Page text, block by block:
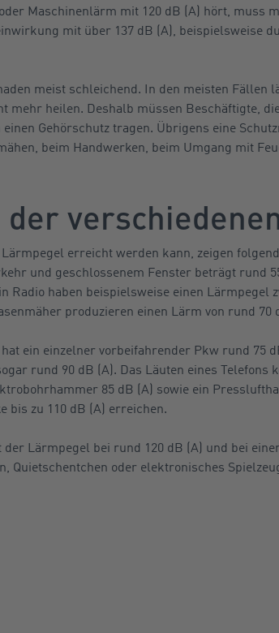
Maschinenlärm mit 120 dB (A) hört, muss
mit über 137 dB (A), beispielsweise
meist schleichend. In den meisten Fällen
mehr heilen. Deshalb müssen Beschäftigte,
Gehörschutz tragen. Übrigens eine
beim Handwerken, beim Umgang mit
erreicht werden kann, zeigen
und geschlossenem Fenster beträgt rund
Radio haben beispielsweise einen Lärmpegel
produzieren einen Lärm von rund 70
ein einzelner vorbeifahrender Pkw rund 75
rund 90 dB (A). Das Läuten eines Telefons
85 dB (A) sowie ein
bis zu 110 dB (A) erreichen.
Lärmpegel bei rund 120 dB (A) und bei
Quietschentchen oder elektronisches